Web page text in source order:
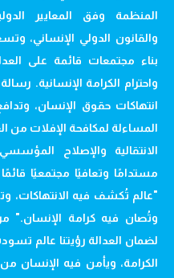
المنظمة وفق المعايير
والقانون الدولي الإنساني،
بناء مجتمعات قائمة على
واحترام الكرامة الإنسانية.
انتهاكات حقوق الإنسان،
المساءلة لمكافحة الإفلات من
الانتقالية والإصلاح
مستدامًا وتعافيًا مجتمعيًا
"عالم تُكشف فيه الانتهاكات،
وتُصان فيه كرامة الإنسان."
لضمان العدالة رؤيتنا عالم
الكرامة، ويأمن فيه الإنسان